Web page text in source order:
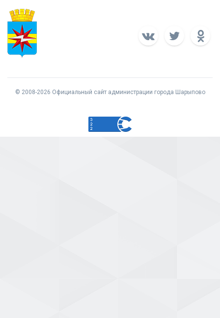
© 2008-2026 Официальный сайт администрации города Шарыпово